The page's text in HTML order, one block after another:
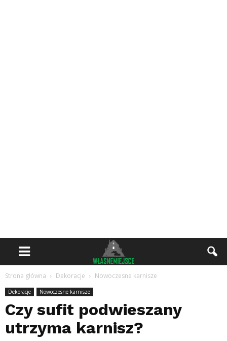
Strona główna Dekoracje Nowoczesne karnisze
Dekoracje Nowoczesne karnisze
Czy sufit podwieszany
utrzyma karnisz?